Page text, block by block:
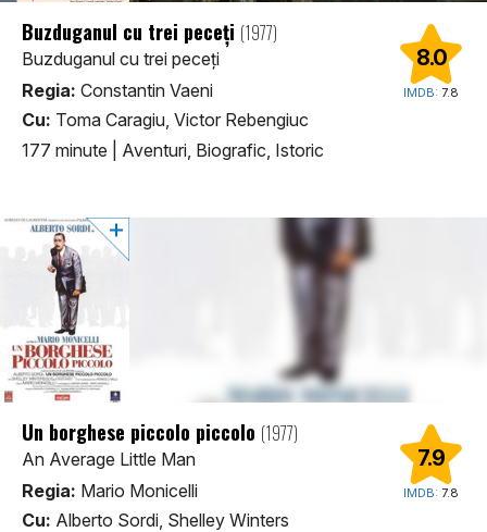
8.0
IMDB: 7.8
Buzduganul cu trei peceți (1977)
Buzduganul cu trei peceți
Regia: Constantin Vaeni
Cu: Toma Caragiu, Victor Rebengiuc
177 minute
Aventuri, Biografic, Istoric
7.9
IMDB: 7.8
Un borghese piccolo piccolo (1977)
An Average Little Man
Regia: Mario Monicelli
Cu: Alberto Sordi, Shelley Winters